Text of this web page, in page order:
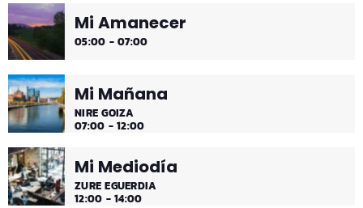
Mi Amanecer
05:00 - 07:00
Mi Mañana
NIRE GOIZA
07:00 - 12:00
Mi Mediodía
ZURE EGUERDIA
12:00 - 14:00